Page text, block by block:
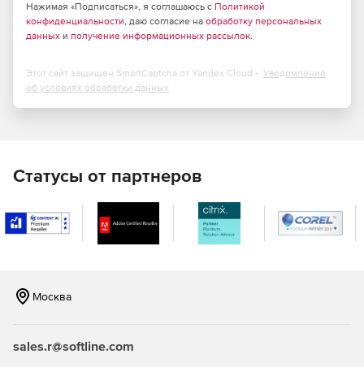
Открытость к интеграции с системами других классов.
Сквозная автоматизация и управление жизненным
Возможности групповой работы с корпоративным
Нажимая «Подписаться», я соглашаюсь с Политикой
конфиденциальности, даю согласие на обработку персональных
данных и получение информационных рассылок.
Этот сайт защищен SmartCaptcha от Yandex Cloud - Уведомление
об условиях обработки данных
Статусы от партнеров
Москва
sales.r@softline.com